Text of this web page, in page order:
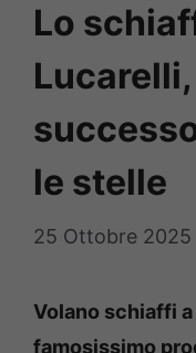
Lo
Lucarelli,
le stelle
25 Ottobre 2025
Volano schiaffi
famosissimo